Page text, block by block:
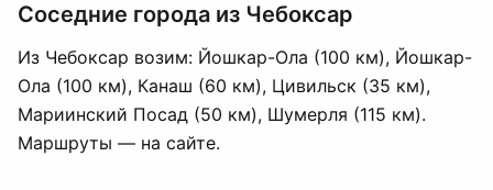
Соседние города из Чебоксар
Из Чебоксар возим: Йошкар-Ола (100 км), Йошкар-
Ола (100 км), Канаш (60 км), Цивильск (35 км),
Мариинский Посад (50 км), Шумерля (115 км).
Маршруты — на сайте.